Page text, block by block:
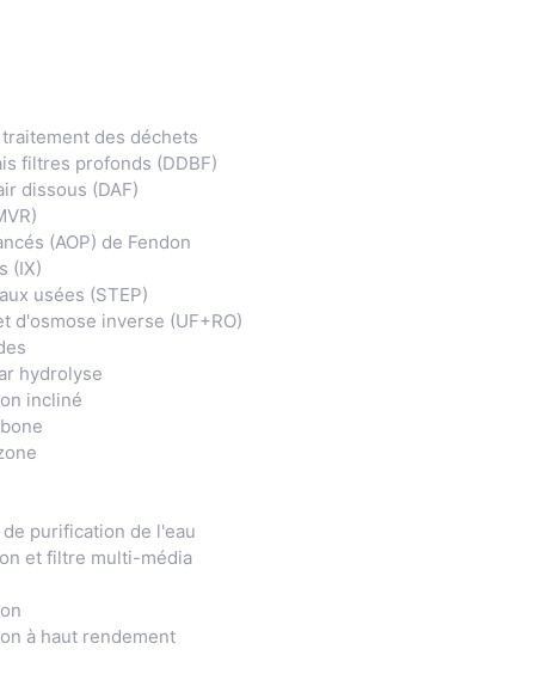
des déchets
filtres profonds (DDBF)
dissous (DAF)
(AOP) de Fendon
(IX)
usées (STEP)
d'osmose inverse (UF+RO)
hydrolyse
incliné
purification de l'eau
et filtre multi-média
à haut rendement